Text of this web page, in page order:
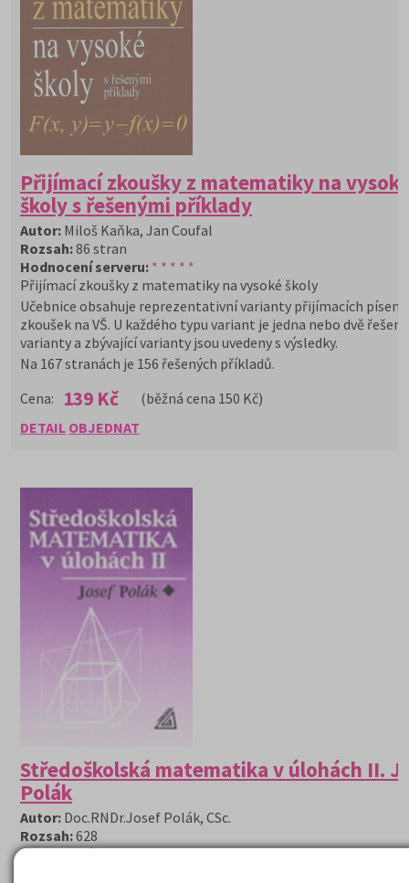
Přijímací zkoušky z matematiky na vysoké
školy s řešenými příklady
Autor: Miloš Kaňka, Jan Coufal
Rozsah:86 stran
Hodnocení serveru: * * * * *
Přijímací zkoušky z matematiky na vysoké školy
Učebnice obsahuje reprezentativní varianty přijímacích
zkoušek na VŠ. U každého typu variant je jedna nebo dvě řešené
varianty a zbývající varianty jsou uvedeny s výsledky.
Na 167 stranách je 156 řešených příkladů.
Cena:
139 Kč
(běžná cena 150 Kč)
DETAIL OBJEDNAT
Středoškolská matematika v úlohách II.
Polák
Autor: Doc.RNDr.Josef Polák, CSc.
Rozsah:628
Hodnocení serveru:* * * * *